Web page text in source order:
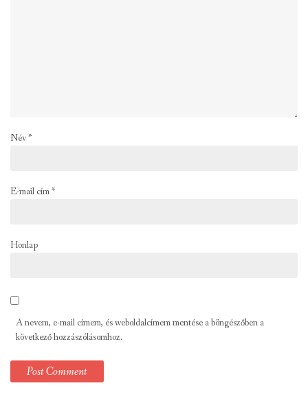
Név*
E-mail cím*
Honlap
A nevem, e-mail címem, és weboldalcímem mentése a böngészőben a
következő hozzászólásomhoz.